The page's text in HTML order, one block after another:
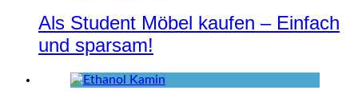
Als Student Möbel kaufen – Einfach
und sparsam!